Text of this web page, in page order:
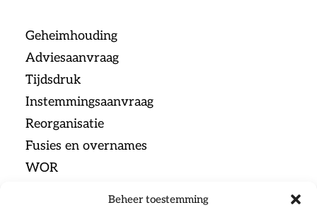
Beheer toestemming
Geheimhouding
Adviesaanvraag
Tijdsdruk
Instemmingsaanvraag
Reorganisatie
Fusies en overnames
WOR